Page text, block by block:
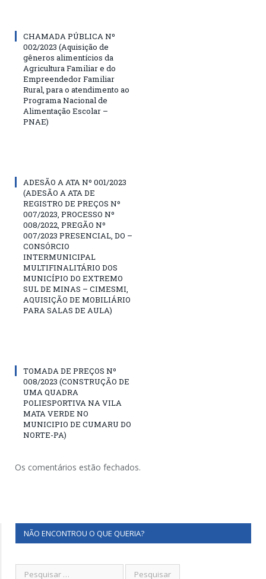
CHAMADA PÚBLICA Nº
002/2023 (Aquisição de
gêneros alimentícios da
Agricultura Familiar e do
Empreendedor Familiar
Rural, para o atendimento ao
Programa Nacional de
Alimentação Escolar –
PNAE)
ADESÃO A ATA Nº 001/2023
(ADESÃO A ATA DE
REGISTRO DE PREÇOS Nº
007/2023, PROCESSO Nº
008/2022, PREGÃO Nº
007/2023 PRESENCIAL, DO –
CONSÓRCIO
INTERMUNICIPAL
MULTIFINALITÁRIO DOS
MUNICÍPIO DO EXTREMO
SUL DE MINAS – CIMESMI,
AQUISIÇÃO DE MOBILIÁRIO
PARA SALAS DE AULA)
TOMADA DE PREÇOS Nº
008/2023 (CONSTRUÇÃO DE
UMA QUADRA
POLIESPORTIVA NA VILA
MATA VERDE NO
MUNICIPIO DE CUMARU DO
NORTE-PA)
Os comentários estão fechados.
NÃO ENCONTROU O QUE QUERIA?